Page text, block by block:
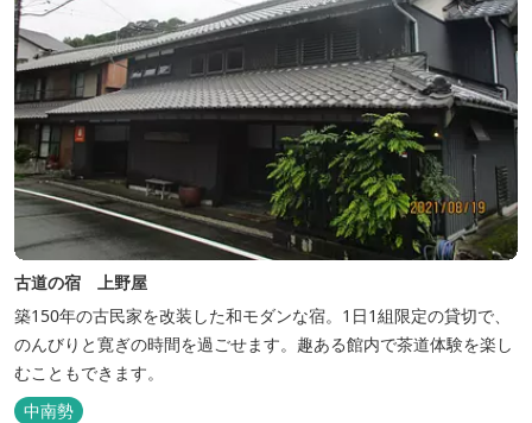
古道の宿 上野屋
築150年の古民家を改装した和モダンな宿。1日1組限定の貸切で、
のんびりと寛ぎの時間を過ごせます。趣ある館内で茶道体験を楽し
むこともできます。
中南勢